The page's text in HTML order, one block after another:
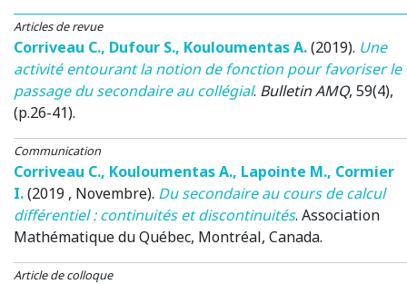
Articles de revue
Corriveau C., Dufour S., Kouloumentas A.(2019). Une
activité entourant la notion de fonction pour favoriser le
passage du secondaire au collégial. Bulletin AMQ, 59(4),
(p.26-41).
Communication
Corriveau C., Kouloumentas A., Lapointe M., Cormier
I.(2019 , Novembre). Du secondaire au cours de calcul
différentiel : continuités et discontinuités. Association
Mathématique du Québec, Montréal, Canada.
Article de colloque